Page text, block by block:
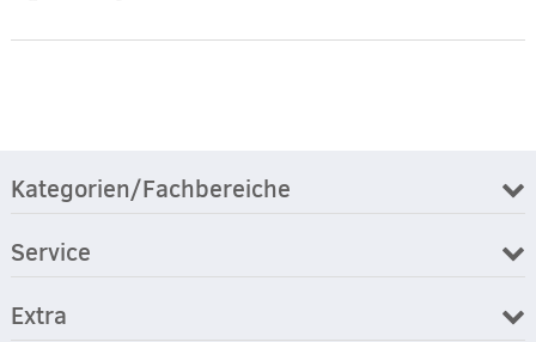
Kategorien/Fachbereiche
Service
Extra